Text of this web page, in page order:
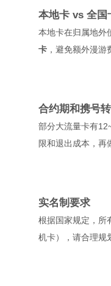
本地卡 vs 全国
本地卡在归属地外
卡 ，避免额外漫游
合约期和携号
部分大流量卡有
限和退出成本，再
实名制要求
根据国家规定，所
机卡），请合理规